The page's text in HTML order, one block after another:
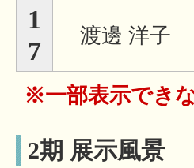
1
7
渡邊 洋子
※一部表示でき
2期 展示風景